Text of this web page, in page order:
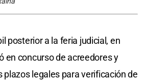
posterior a la feria judicial, en
en concurso de acreedores y
plazos legales para verificación de